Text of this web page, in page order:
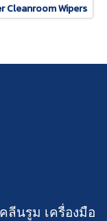
Cleanroom Wipers
นรูม เครื่องมือ